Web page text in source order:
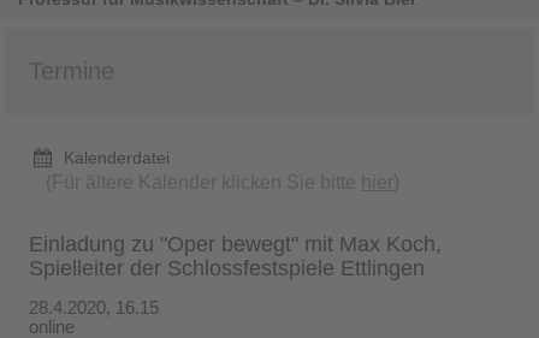
Termine
Kalenderdatei
(Für ältere Kalender klicken Sie bitte hier)
Einladung zu "Oper bewegt" mit Max Koch,
Spielleiter der Schlossfestspiele Ettlingen
28.4.2020, 16.15
online